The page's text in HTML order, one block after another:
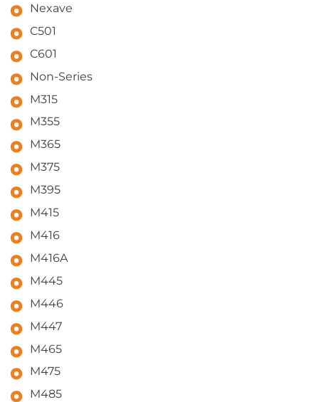
Nexave
C501
C601
Non-Series
M315
M355
M365
M375
M395
M415
M416
M416A
M445
M446
M447
M465
M475
M485